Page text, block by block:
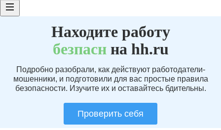
Находите работу
безпаснна hh.ru
Подробно разобрали, как действуют работодатели-
мошенники, и подготовили для вас простые правила
безопасности. Изучите их и оставайтесь бдительны.
Проверить себя